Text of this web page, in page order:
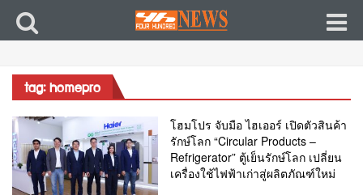
tag: homepro
โฮมโปร จับมือ ไฮเออร์ เปิดตัวสินค้า
รักษ์โลก “Circular Products –
Refrigerator” ตู้เย็นรักษ์โลก เปลี่ยน
เครื่องใช้ไฟฟ้าเก่าสู่ผลิตภัณฑ์ใหม่